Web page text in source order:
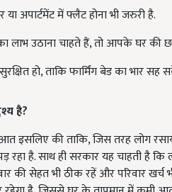
लाभ उठाना चाहते हैं, तो आपके घर की छत
हो, ताकि फार्मिंग बेड का भार सह सकें.
इसलिए की ताकि, जिस तरह लोग
रहा है. साथ ही सरकार यह चाहती है
की सेहत भी ठीक रहें और परिवार
रहेगा है, जिससे घर के तापमान में कमी